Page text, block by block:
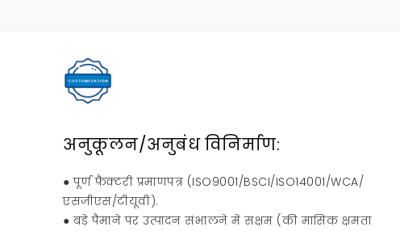
अनुकूलन/अनुबंध विनिर्माण:
● पूर्ण फ़ैक्टरी प्रमाणपत्र (ISO9001/BSCI/ISO14001/WCA/
एसजीएस/टीयूवी).
● बड़े पैमाने पर उत्पादन संभालने में सक्षम (की मासिक क्षमता